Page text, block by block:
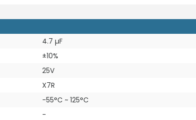
4.7 µF
±10%
25V
X7R
-55°C ~ 125°C
-